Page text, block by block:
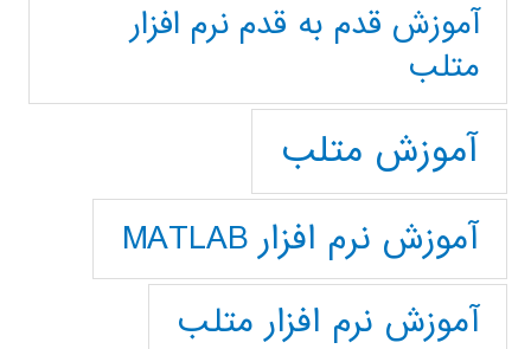
آموزش قدم به قدم نرم افزار
متلب
آموزش متلب
آموزش نرم افزار MATLAB
آموزش نرم افزار متلب